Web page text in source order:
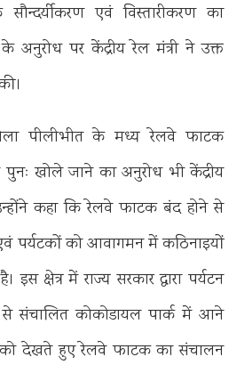
एवं विस्तारीकरण का
अनुरोध पर केंद्रीय रेल मंत्री ने उक्त
पीलीभीत के मध्य रेलवे फाटक
खोले जाने का अनुरोध भी केंद्रीय
कहा कि रेलवे फाटक बंद होने से
पर्यटकों को आवागमन में कठिनाइयों
इस क्षेत्र में राज्य सरकार द्वारा पर्यटन
संचालित कोकोडायल पार्क में आने
को देखते हुए रेलवे फाटक का संचालन